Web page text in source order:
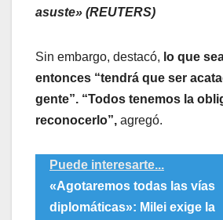
asuste» (REUTERS)
Sin embargo, destacó, lo que
entonces “tendrá que ser
gente”. “Todos tenemos la
reconocerlo”, agregó.
Puede interesarte...
«Agotaremos todas las vías
diplomáticas»: Milei exige la